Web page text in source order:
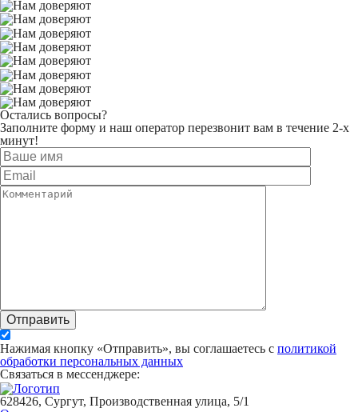
Остались вопросы?
Заполните форму и наш оператор перезвонит вам в течение 2-х
минут!
Отправить
Нажимая кнопку «Отправить», вы соглашаетесь с политикой
обработки персональных данных
Связаться в мессенджере:
628426, Сургут, Производственная улица, 5/1